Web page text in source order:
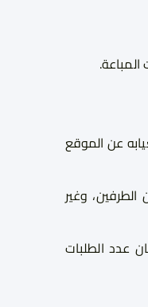
عن الموقع
وغير
عدد الطلبات